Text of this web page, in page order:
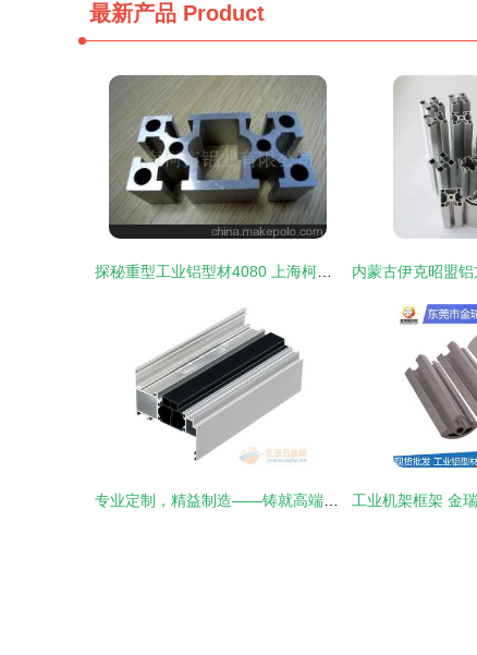
最新产品 Product